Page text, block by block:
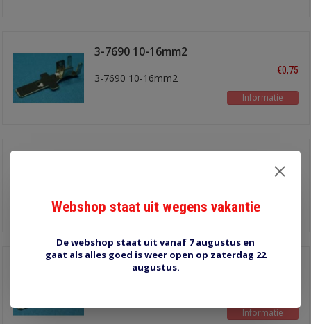
3-7690 10-16mm2
3-7690 10-16mm2
€0,75
Informatie
€0,70
Informatie
3-7675 2.5-6mm2
Informatie
Webshop staat uit wegens vakantie
De webshop staat uit vanaf 7 augustus en
gaat als alles goed is weer open op zaterdag 22
augustus.